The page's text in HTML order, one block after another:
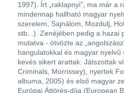
1997). Írt „raklapnyi”, ma már a
mindennap hallható magyar
szerelem, Sajnálom, Mozdulj,
stb...). Zenéjében pedig a hazai
mutatva - ötvözte az
hangulatokkal és magyar
kevés sikert arattak. Játszottak
Criminals, Morrissey), nyertek
albuma, 2005) és első magyar
Európai Áttörés-díja (European